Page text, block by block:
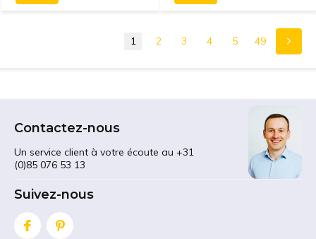
1 2 3 4 5 49
Contactez-nous
Un service client à votre écoute au +31
(0)85 076 53 13
Suivez-nous